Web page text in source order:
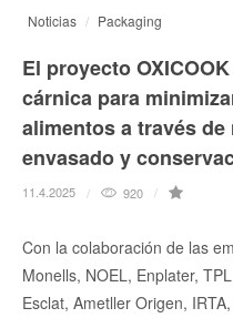
Noticias Packaging
El proyecto
cárnica para
alimentos a través
envasado y
11.4.2025 920
Con la colaboración de las
Monells, NOEL, Enplater,
Esclat, Ametller Origen,